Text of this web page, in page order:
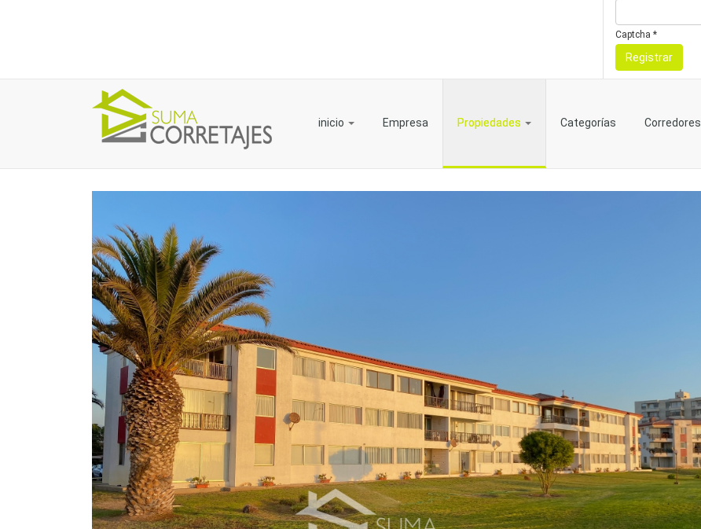
Captcha *
Registrar
inicio Empresa Propiedades Categorías Corredores